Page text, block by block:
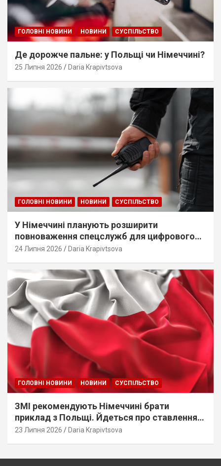
ГОЛОВНІ НОВИНИ НОВИНИ СУСПІЛЬСТВО
Де дорожче пальне: у Польщі чи Німеччині?
25 Липня 2026 Daria Krapivtsova
ГОЛОВНІ НОВИНИ НОВИНИ СУСПІЛЬСТВО
У Німеччині планують розширити
повноваження спецслужб для цифрового
стеження
24 Липня 2026 Daria Krapivtsova
ГОЛОВНІ НОВИНИ НОВИНИ СУСПІЛЬСТВО
ЗМІ рекомендують Німеччині брати
приклад з Польщі. Йдеться про ставлення
до українців
23 Липня 2026 Daria Krapivtsova